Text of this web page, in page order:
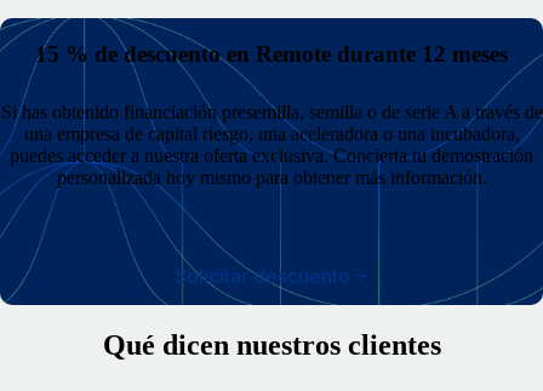
15 % de descuento en Remote durante 12 meses
Si has obtenido financiación presemilla, semilla o de serie A a través de
una empresa de capital riesgo, una aceleradora o una incubadora,
puedes acceder a nuestra oferta exclusiva. Concierta tu demostración
personalizada hoy mismo para obtener más información.
Solicitar descuento
Qué dicen nuestros clientes